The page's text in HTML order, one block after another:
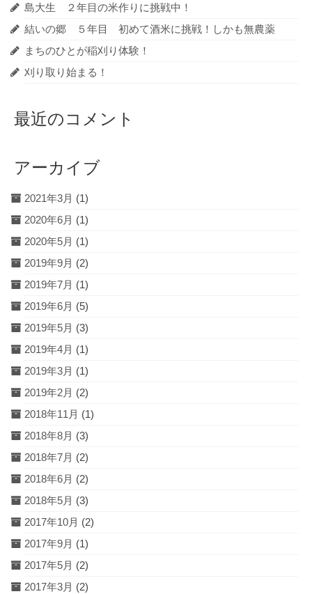
島大生 ２年目の米作りに挑戦中！
結いの郷 ５年目 初めて酒米に挑戦！しかも無農薬
まちのひとが稲刈り体験！
刈り取り始まる！
最近のコメント
アーカイブ
2021年3月 (1)
2020年6月 (1)
2020年5月 (1)
2019年9月 (2)
2019年7月 (1)
2019年6月 (5)
2019年5月 (3)
2019年4月 (1)
2019年3月 (1)
2019年2月 (2)
2018年11月 (1)
2018年8月 (3)
2018年7月 (2)
2018年6月 (2)
2018年5月 (3)
2017年10月 (2)
2017年9月 (1)
2017年5月 (2)
2017年3月 (2)